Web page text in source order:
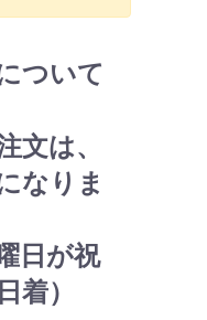
ついて
文は、
なりま
日が祝
着）